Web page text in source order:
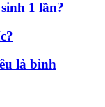
1 lần?
là bình